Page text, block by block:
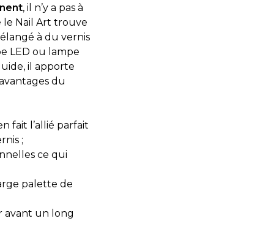
, il n’y a pas à
le Nail Art trouve
à du vernis
LED ou lampe
il apporte
du
fait l’allié parfait
;
ce qui
palette de
avant un long